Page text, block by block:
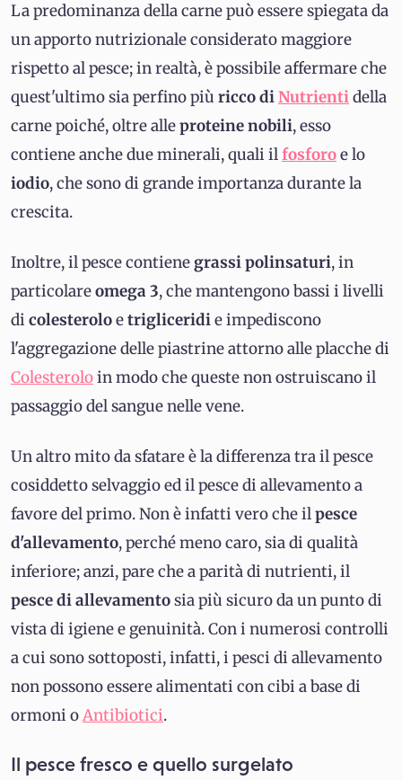
La predominanza della carne può essere spiegata da
un apporto nutrizionale considerato maggiore
rispetto al pesce; in realtà, è possibile affermare che
quest'ultimo sia perfino più ricco diNutrientidella
carne poiché, oltre alleproteine nobili, esso
contiene anche due minerali, quali ilfosforoe lo
iodio, che sono di grande importanza durante la
crescita.
Inoltre, il pesce contienegrassi polinsaturi, in
particolareomega 3, che mantengono bassi i livelli
di colesteroloetrigliceridie impediscono
l'aggregazione delle piastrine attorno alle placche di
Colesteroloin modo che queste non ostruiscano il
passaggio del sangue nelle vene.
Un altro mito da sfatare è la differenza tra il pesce
cosiddetto selvaggio ed il pesce di allevamento a
favore del primo. Non è infatti vero che ilpesce
d'allevamento, perché meno caro, sia di qualità
inferiore; anzi, pare che a parità di nutrienti, il
pesce di allevamentosia più sicuro da un punto di
vista di igiene e genuinità. Con i numerosi controlli
a cui sono sottoposti, infatti, i pesci di allevamento
non possono essere alimentati con cibi a base di
ormoni oAntibiotici.
Il pesce fresco e quello surgelato